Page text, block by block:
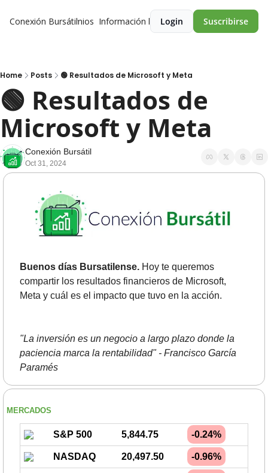
Conexión BursátilPremios Información legalLogin Suscribirse
Home Posts 🟢 Resultados de Microsoft y Meta
🟢 Resultados de
Microsoft y Meta
Conexión Bursátil
Oct 31, 2024
Buenos días Bursatilense. Hoy te queremos
compartir los resultados financieros de Microsoft,
Meta y cuál es el impacto que tuvo en la acción.
"La inversión es un negocio a largo plazo donde la
paciencia marca la rentabilidad" - Francisco García
Paramés
MERCADOS
S&P 500 5,844.75 -0.24%
NASDAQ 20,497.50 -0.96%